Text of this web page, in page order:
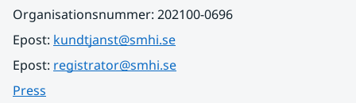
Organisationsnummer: 202100-0696
Epost: kundtjanst@smhi.se
Epost: registrator@smhi.se
Press